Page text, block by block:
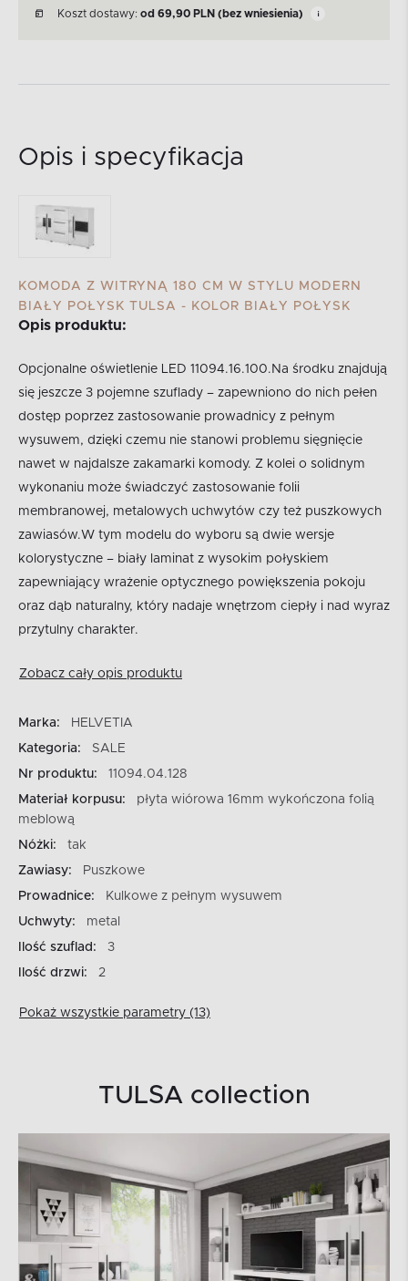
Koszt dostawy: od 69,90 PLN (bez wniesienia)
Opis i specyfikacja
KOMODA Z WITRYNĄ 180 CM W STYLU MODERN
BIAŁY POŁYSK TULSA - KOLOR BIAŁY POŁYSK
Opis produktu:
Opcjonalne oświetlenie LED 11094.16.100.Na środku znajdują
się jeszcze 3 pojemne szuflady – zapewniono do nich pełen
dostęp poprzez zastosowanie prowadnicy z pełnym
wysuwem, dzięki czemu nie stanowi problemu sięgnięcie
nawet w najdalsze zakamarki komody. Z kolei o solidnym
wykonaniu może świadczyć zastosowanie folii
membranowej, metalowych uchwytów czy też puszkowych
zawiasów.W tym modelu do wyboru są dwie wersje
kolorystyczne – biały laminat z wysokim połyskiem
zapewniający wrażenie optycznego powiększenia pokoju
oraz dąb naturalny, który nadaje wnętrzom ciepły i nad wyraz
przytulny charakter.
Zobacz cały opis produktu
Marka:
HELVETIA
Kategoria:
SALE
Nr produktu:
11094.04.128
Materiał korpusu:
płyta wiórowa 16mm wykończona folią
meblową
Nóżki:
tak
Zawiasy:
Puszkowe
Prowadnice:
Kulkowe z pełnym wysuwem
Uchwyty:
metal
Ilość szuflad:
3
Ilość drzwi:
2
Pokaż wszystkie parametry (13)
TULSA collection